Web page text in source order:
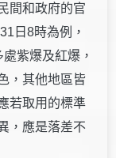
間和政府的官
日8時為例，
處紫爆及紅爆，
，其他地區皆
若取用的標準
，應是落差不